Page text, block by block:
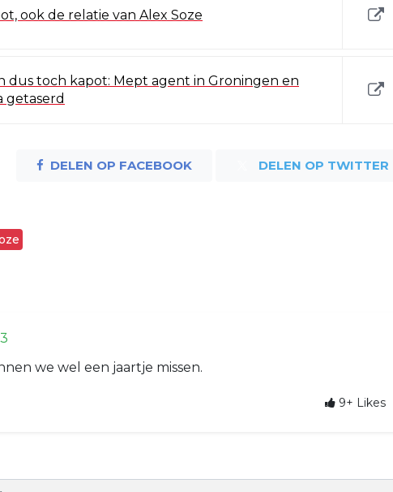
ook de relatie van Alex Soze
dus toch kapot: Mept agent in Groningen en
getaserd
DELEN OP FACEBOOK DELEN OP TWITTER
we wel een jaartje missen.
9+ Likes